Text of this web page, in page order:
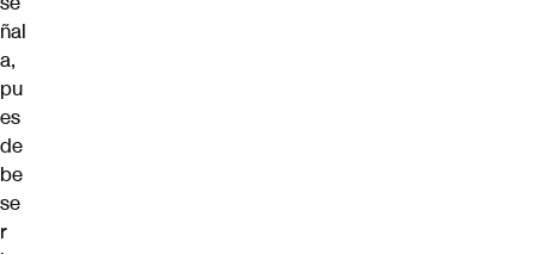
ñal
a,
pu
es
de
be
se
r